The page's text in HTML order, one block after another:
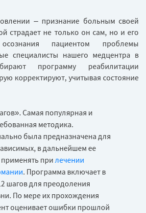
– признание больным своей
страдает не только он сам, но и его
пациентом проблемы
специалисты нашего медцентра в
программу реабилитации
корректируют, учитывая состояние
Самая популярная и
методика.
была предназначена для
в дальнейшем ее
применять при лечении
. Программа включает в
шагов для преодоления
По мере их прохождения
оценивает ошибки прошлой